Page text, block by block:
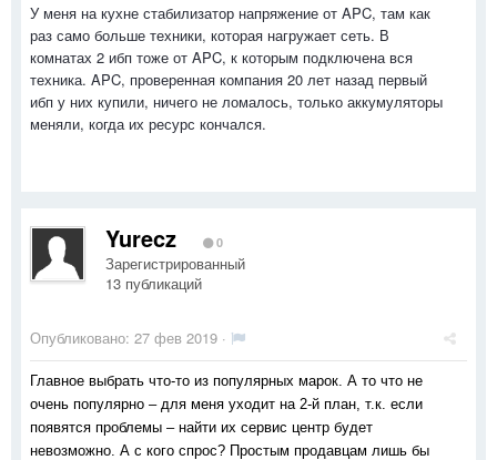
У меня на кухне стабилизатор напряжение от APC, там как
раз само больше техники, которая нагружает сеть. В
комнатах 2 ибп тоже от APC, к которым подключена вся
техника. APC, проверенная компания 20 лет назад первый
ибп у них купили, ничего не ломалось, только аккумуляторы
меняли, когда их ресурс кончался.
Yurecz 0
Зарегистрированный
13 публикаций
Опубликовано: 27 фев 2019 ·
Главное выбрать что-то из популярных марок. А то что не
очень популярно – для меня уходит на 2-й план, т.к. если
появятся проблемы – найти их сервис центр будет
невозможно. А с кого спрос? Простым продавцам лишь бы